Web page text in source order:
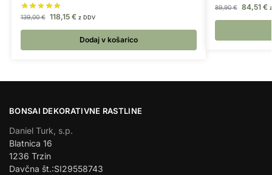
139,00€ 118,15 € z DDV
Dodaj v košarico
89,90€ 84,51 €
BONSAI DEKORATIVNE RASTLINE
Daniel Turk, s.p.
Blatnica 16
1236 Trzin
Davčna št.:SI29558743